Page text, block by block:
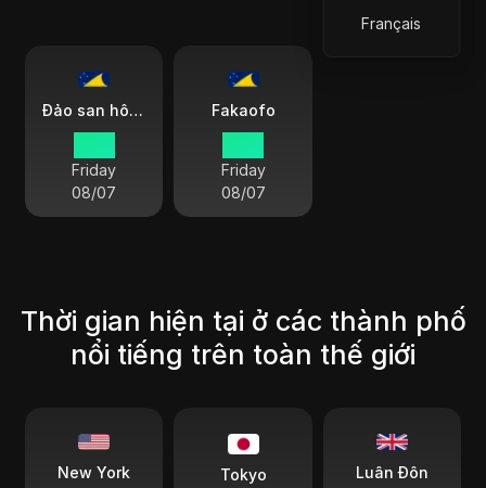
Français
Đảo san hô Atafu
Friday
08/07
Fakaofo
Friday
08/07
Thời gian hiện tại ở các thành phố
nổi tiếng trên toàn thế giới
New York Tokyo Luân Đôn